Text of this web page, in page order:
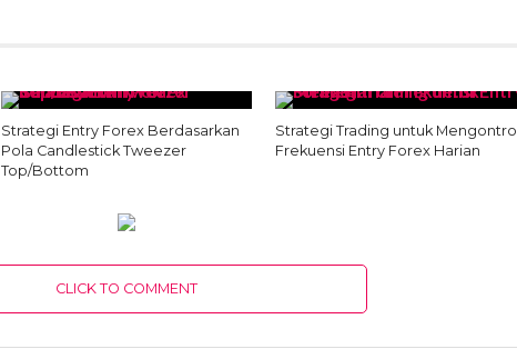
Strategi Entry Forex Berdasarkan
Pola Candlestick Tweezer
Top/Bottom
Strategi Trading untuk Mengontrol
Frekuensi Entry Forex Harian
CLICK TO COMMENT